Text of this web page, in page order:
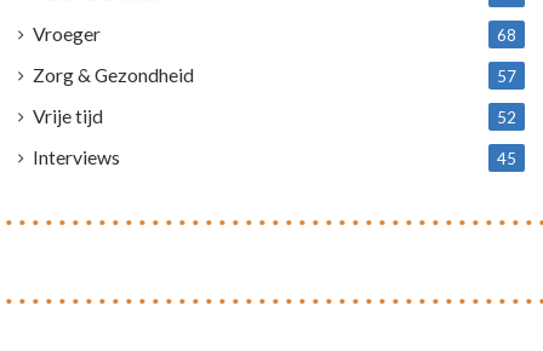
Vroeger 68
Zorg & Gezondheid 57
Vrije tijd 52
Interviews 45